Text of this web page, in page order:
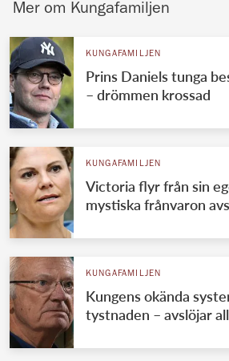
Mer om Kungafamiljen
KUNGAFAMILJEN
Prins Daniels tunga
– drömmen krossad
KUNGAFAMILJEN
Victoria flyr från sin
mystiska frånvaron
KUNGAFAMILJEN
Kungens okända
tystnaden – avslöjar